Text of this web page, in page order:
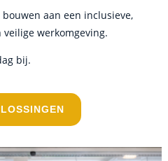
aan een inclusieve,
werkomgeving.
bij.